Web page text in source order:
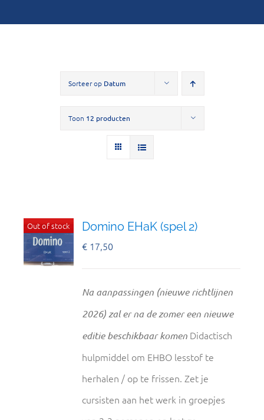
Sorteer op Datum
Toon 12 producten
Out of stock Domino EHaK (spel 2)
€ 17,50
Na aanpassingen (nieuwe richtlijnen
2026) zal er na de zomer een nieuwe
editie beschikbaar komen Didactisch
hulpmiddel om EHBO lesstof te
herhalen / op te frissen. Zet je
cursisten aan het werk in groepjes